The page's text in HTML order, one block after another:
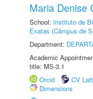
Maria Denise
School: Instituto de
Exatas (Câmpus de
Department:
Academic
title: MS-3.1
Orcid
CV
Dimensions